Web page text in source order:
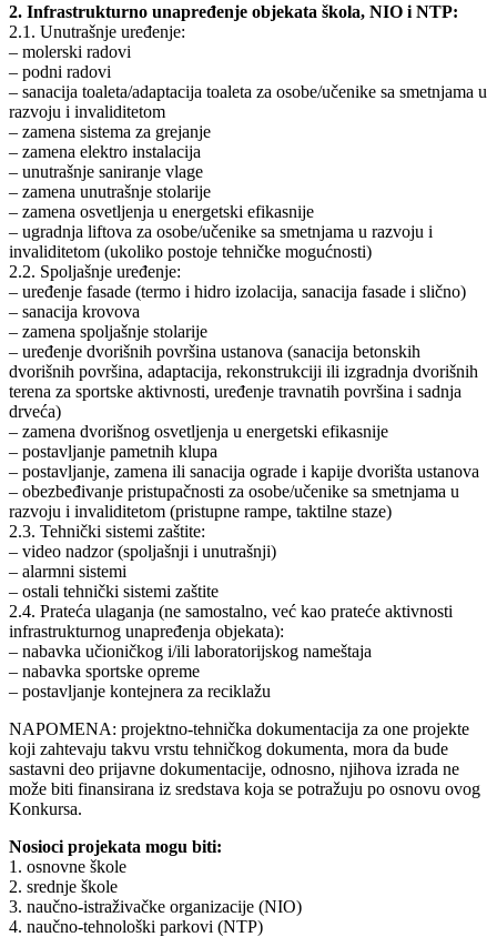
2. Infrastrukturno unapređenje objekata škola, NIO i NTP:
2.1. Unutrašnje uređenje:
– molerski radovi
– podni radovi
– sanacija toaleta/adaptacija toaleta za osobe/učenike sa smetnjama u
razvoju i invaliditetom
– zamena sistema za grejanje
– zamena elektro instalacija
– unutrašnje saniranje vlage
– zamena unutrašnje stolarije
– zamena osvetljenja u energetski efikasnije
– ugradnja liftova za osobe/učenike sa smetnjama u razvoju i
invaliditetom (ukoliko postoje tehničke mogućnosti)
2.2. Spoljašnje uređenje:
– uređenje fasade (termo i hidro izolacija, sanacija fasade i slično)
– sanacija krovova
– zamena spoljašnje stolarije
– uređenje dvorišnih površina ustanova (sanacija betonskih
dvorišnih površina, adaptacija, rekonstrukciji ili izgradnja dvorišnih
terena za sportske aktivnosti, uređenje travnatih površina i sadnja
drveća)
– zamena dvorišnog osvetljenja u energetski efikasnije
– postavljanje pametnih klupa
– postavljanje, zamena ili sanacija ograde i kapije dvorišta ustanova
– obezbeđivanje pristupačnosti za osobe/učenike sa smetnjama u
razvoju i invaliditetom (pristupne rampe, taktilne staze)
2.3. Tehnički sistemi zaštite:
– video nadzor (spoljašnji i unutrašnji)
– alarmni sistemi
– ostali tehnički sistemi zaštite
2.4. Prateća ulaganja (ne samostalno, već kao prateće aktivnosti
infrastrukturnog unapređenja objekata):
– nabavka učioničkog i/ili laboratorijskog nameštaja
– nabavka sportske opreme
– postavljanje kontejnera za reciklažu
NAPOMENA: projektno-tehnička dokumentacija za one projekte
koji zahtevaju takvu vrstu tehničkog dokumenta, mora da bude
sastavni deo prijavne dokumentacije, odnosno, njihova izrada ne
može biti finansirana iz sredstava koja se potražuju po osnovu ovog
Konkursa.
Nosioci projekata mogu biti:
1. osnovne škole
2. srednje škole
3. naučno-istraživačke organizacije (NIO)
4. naučno-tehnološki parkovi (NTP)